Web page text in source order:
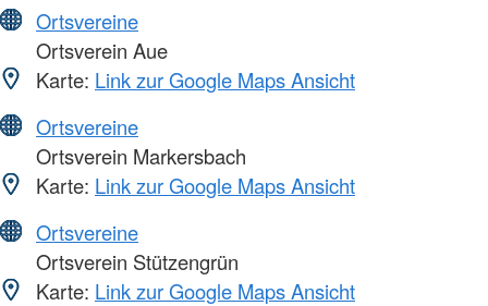
Ortsvereine
Ortsverein Aue
Karte: Link zur Google Maps Ansicht
Ortsvereine
Ortsverein Markersbach
Karte: Link zur Google Maps Ansicht
Ortsvereine
Ortsverein Stützengrün
Karte: Link zur Google Maps Ansicht